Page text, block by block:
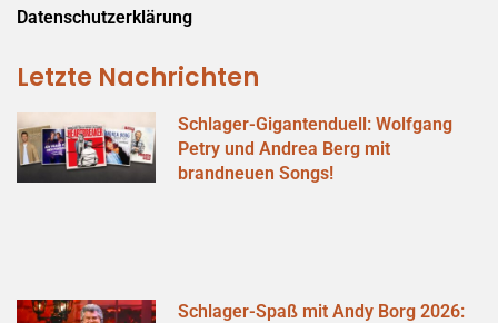
Datenschutzerklärung
Letzte Nachrichten
Schlager-Gigantenduell: Wolfgang
Petry und Andrea Berg mit
brandneuen Songs!
Schlager-Spaß mit Andy Borg 2026: